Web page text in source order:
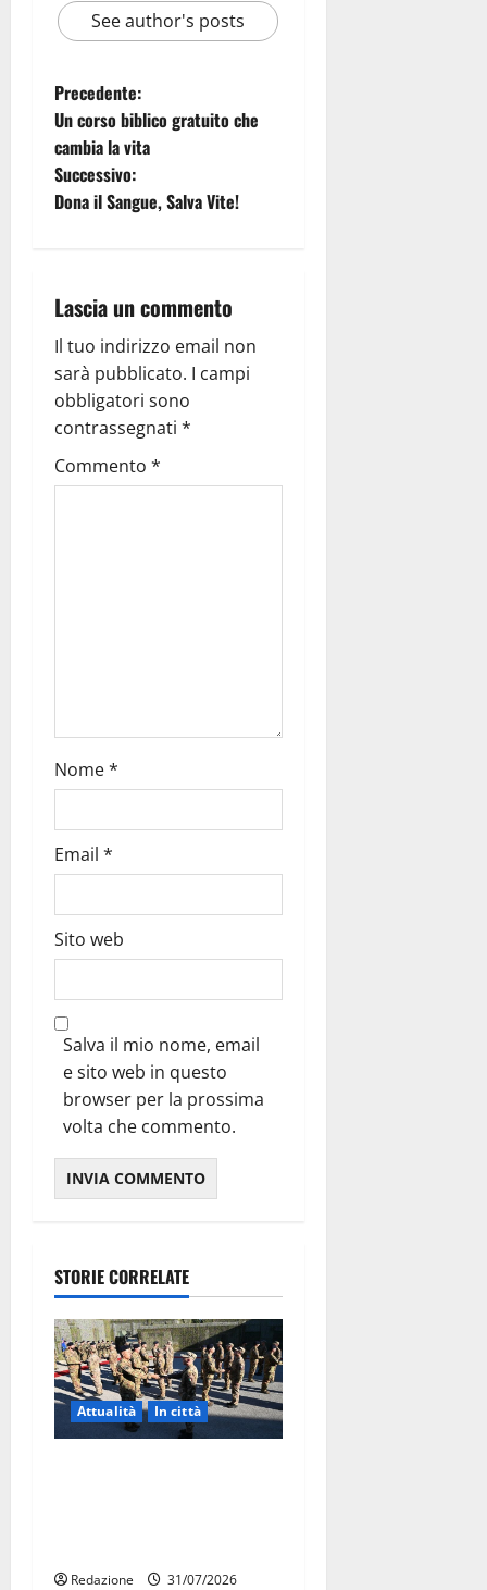
See author's posts
Precedente:
Un corso biblico gratuito che
cambia la vita
Successivo:
Dona il Sangue, Salva Vite!
Lascia un commento
Il tuo indirizzo email non
sarà pubblicato. I campi
obbligatori sono
contrassegnati *
Commento *
Nome*
Email *
Sito web
Salva il mio nome, email
e sito web in questo
browser per la prossima
volta che commento.
STORIE CORRELATE
Attualità In città
Redazione
31/07/2026